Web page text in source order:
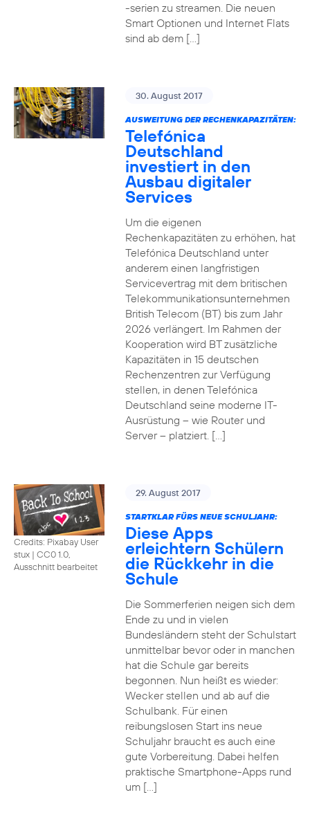
-serien zu streamen. Die neuen
Smart Optionen und Internet Flats
sind ab dem […]
30. August 2017
AUSWEITUNG DER RECHENKAPAZITÄTEN:
Telefónica
Deutschland
investiert in den
Ausbau digitaler
Services
Um die eigenen
Rechenkapazitäten zu erhöhen, hat
Telefónica Deutschland unter
anderem einen langfristigen
Servicevertrag mit dem britischen
Telekommunikationsunternehmen
British Telecom (BT) bis zum Jahr
2026 verlängert. Im Rahmen der
Kooperation wird BT zusätzliche
Kapazitäten in 15 deutschen
Rechenzentren zur Verfügung
stellen, in denen Telefónica
Deutschland seine moderne IT-
Ausrüstung – wie Router und
Server – platziert. […]
Credits: Pixabay User
stux | CC0 1.0,
Ausschnitt bearbeitet
29. August 2017
STARTKLAR FÜRS NEUE SCHULJAHR:
Diese Apps
erleichtern Schülern
die Rückkehr in die
Schule
Die Sommerferien neigen sich dem
Ende zu und in vielen
Bundesländern steht der Schulstart
unmittelbar bevor oder in manchen
hat die Schule gar bereits
begonnen. Nun heißt es wieder:
Wecker stellen und ab auf die
Schulbank. Für einen
reibungslosen Start ins neue
Schuljahr braucht es auch eine
gute Vorbereitung. Dabei helfen
praktische Smartphone-Apps rund
um […]